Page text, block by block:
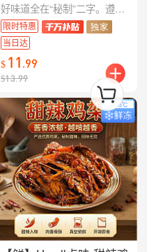
好味道全在“秘制”二字。遵循古法慢火熏制，让每一寸肌理都吃透卤汁与烟熏香。不仅色泽金黄，更做到了肉香浓郁、久吃不腻。850g整只大鸡，不仅是餐桌上的硬菜，更是对传统手艺的致敬。这口秘制浓香，吃过才知不同！
限时特惠
当日达
$ 11.99
$13.99